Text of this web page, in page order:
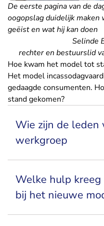
De eerste pagina van de
oogopslag duidelijk maken
geëist en wat hij kan doen
Selinde
rechter en bestuurslid
Hoe kwam het model tot
Het model
gedaagde consumenten.
stand gekomen?
Wie zijn de leden
werkgroep
Welke hulp
bij het nieuwe